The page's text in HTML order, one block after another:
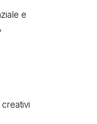
e